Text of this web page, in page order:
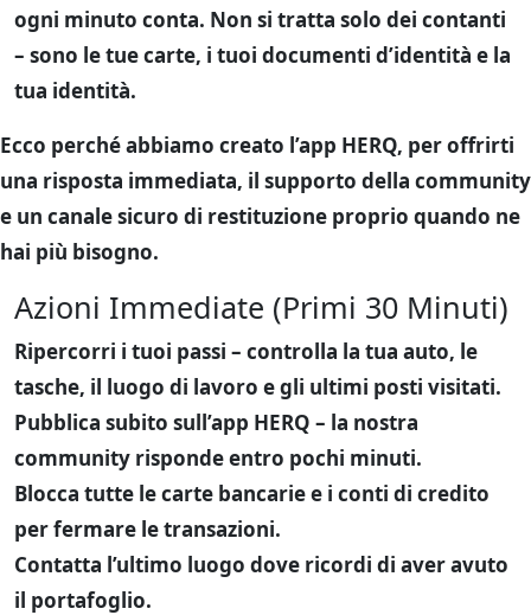
ogni minuto conta. Non si tratta solo dei contanti
– sono le tue carte, i tuoi documenti d’identità e la
tua identità.
Ecco perché abbiamo creato l’app HERQ, per offrirti
una risposta immediata, il supporto della community
e un canale sicuro di restituzione proprio quando ne
hai più bisogno.
Azioni Immediate (Primi 30 Minuti)
Ripercorri i tuoi passi – controlla la tua auto, le
tasche, il luogo di lavoro e gli ultimi posti visitati.
Pubblica subito sull’app HERQ – la nostra
community risponde entro pochi minuti.
Blocca tutte le carte bancarie e i conti di credito
per fermare le transazioni.
Contatta l’ultimo luogo dove ricordi di aver avuto
il portafoglio.